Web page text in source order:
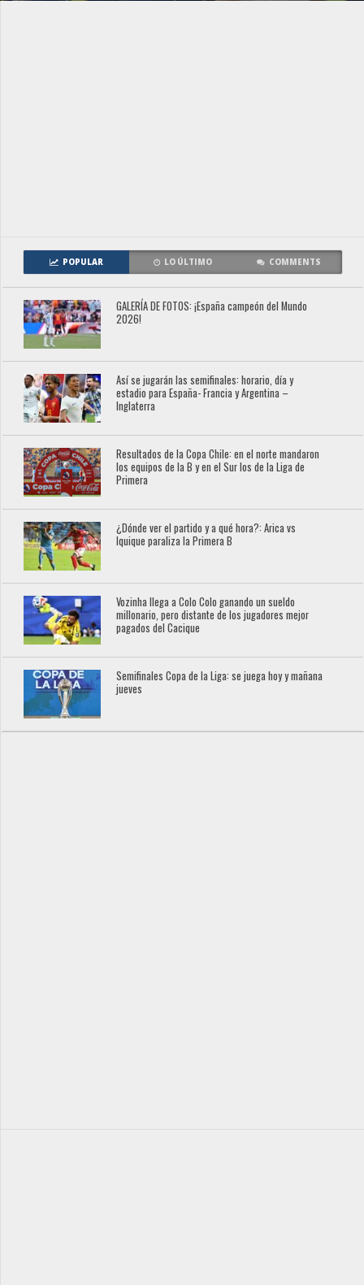
POPULAR LO ÚLTIMO COMMENTS
GALERÍA DE FOTOS: ¡España campeón del Mundo
2026!
Así se jugarán las semifinales: horario, día y
estadio para España- Francia y Argentina –
Inglaterra
Resultados de la Copa Chile: en el norte mandaron
los equipos de la B y en el Sur los de la Liga de
Primera
¿Dónde ver el partido y a qué hora?: Arica vs
Iquique paraliza la Primera B
Vozinha llega a Colo Colo ganando un sueldo
millonario, pero distante de los jugadores mejor
pagados del Cacique
Semifinales Copa de la Liga: se juega hoy y mañana
jueves